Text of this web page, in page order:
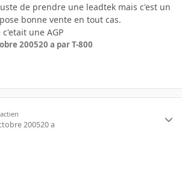
de prendre une leadtek mais c'est un
bonne vente en tout cas.
une AGP
200520 a par T-800
200520 a